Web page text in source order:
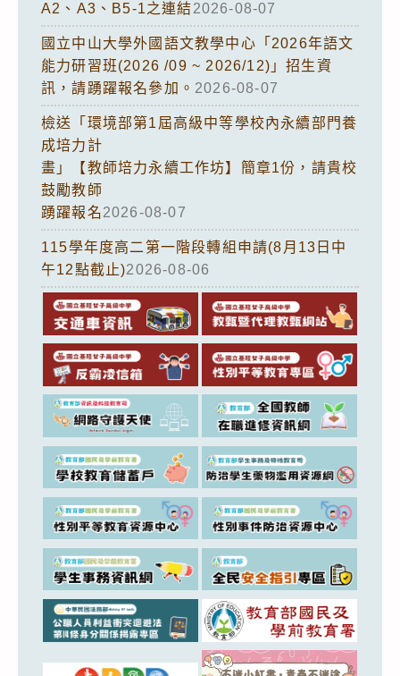
A2、A3、B5-1之連結2026-08-07
國立中山大學外國語文教學中心「2026年語文
能力研習班(2026 /09 ~ 2026/12)」招生資
訊，請踴躍報名參加。 2026-08-07
檢送「環境部第1屆高級中等學校內永續部門養
成培力計
畫」【教師培力永續工作坊】簡章1份，請貴校
鼓勵教師
踴躍報名2026-08-07
115學年度高二第一階段轉組申請(8月13日中
午12點截止)2026-08-06